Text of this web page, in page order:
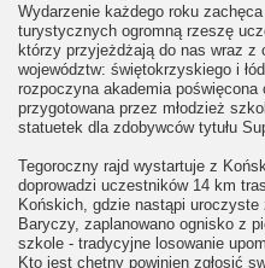
Wydarzenie każdego roku
turystycznych ogromną rzeszę
którzy przyjeżdżają do nas wraz z
województw: świętokrzyskiego i
rozpoczyna akademia poświęcona
przygotowana przez młodzież
statuetek dla zdobywców tytułu
Tegoroczny rajd wystartuje z
doprowadzi uczestników 14 km
Końskich, gdzie nastąpi
Baryczy, zaplanowano ognisko z
szkole - tradycyjne losowanie
Kto jest chętny powinien zgłosić